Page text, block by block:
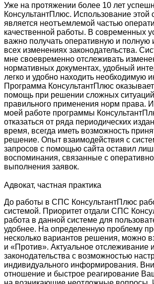
Уже на протяжении более 10 лет
КонсультантПлюс. Использование этой
является неотъемлемой частью
качественной работы. В современных
важно получать оперативную и
всех изменениях законодательства.
мне своевременно отслеживать
нормативных документах, удобный
легко и удобно находить необходимую
Программа КонсультантПлюс
помощь при решении сложных
правильного применения норм права.
моей работе программы
отказаться от ряда периодических
время, всегда иметь возможность
решение. Опыт взаимодействия с
запросов с помощью сайта оставил
воспоминания, связанные с
выполнения заявок.
Адвокат, частная практика
До работы в СПС КонсультантПлюс
системой. Приоритет отдали СПС
работа в данной системе для
удобнее. На определенную проблему
несколько вариантов решения, можно
и «Против». Актуальное отслеживание
законодательства с возможностью
индивидуального информирования.
отношение и быстрое реагирование